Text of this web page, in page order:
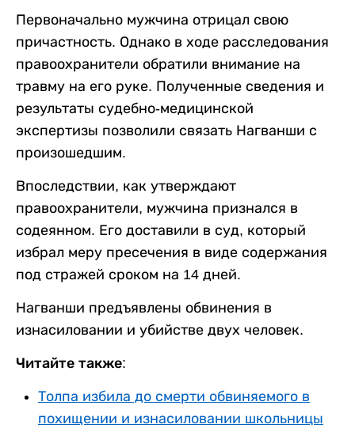
Первоначально мужчина отрицал свою
причастность. Однако в ходе расследования
правоохранители обратили внимание на
травму на его руке. Полученные сведения и
результаты судебно-медицинской
экспертизы позволили связать Нагванши с
произошедшим.
Впоследствии, как утверждают
правоохранители, мужчина признался в
содеянном. Его доставили в суд, который
избрал меру пресечения в виде содержания
под стражей сроком на 14 дней.
Нагванши предъявлены обвинения в
изнасиловании и убийстве двух человек.
Читайте также:
Толпа избила до смерти обвиняемого в
похищении и изнасиловании школьницы